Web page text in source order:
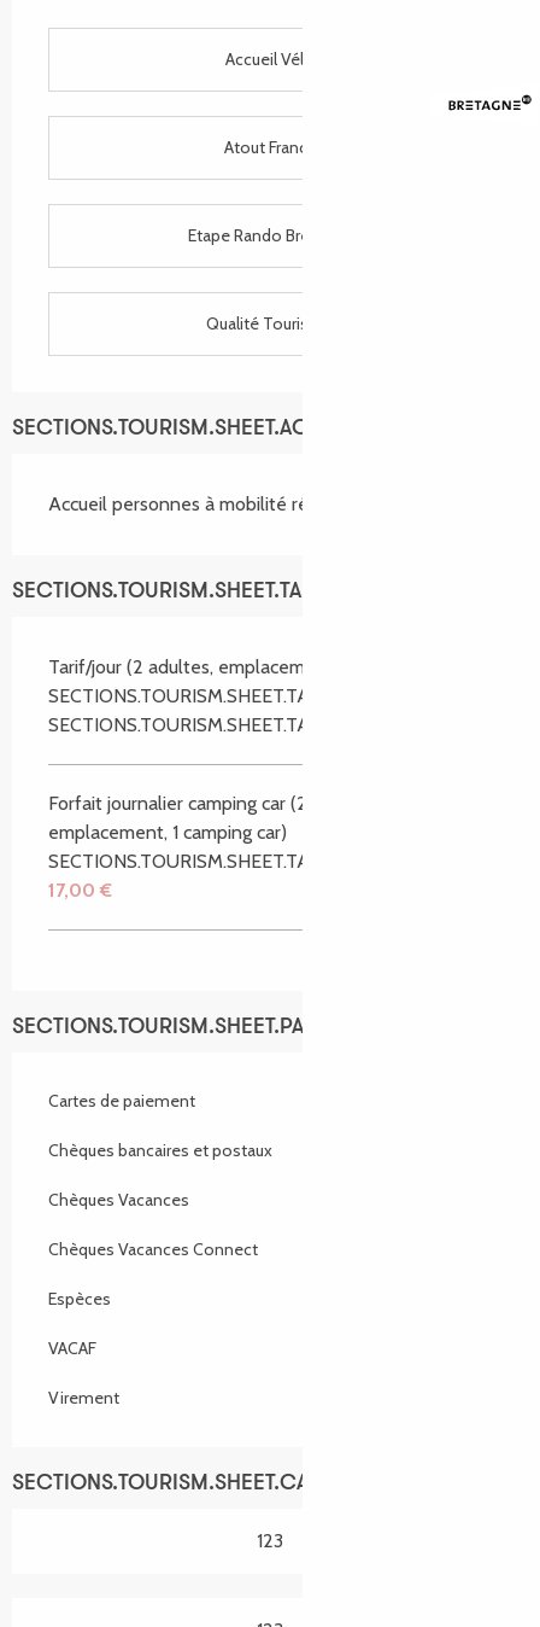
Accueil Vélo
Atout France
Etape Rando Bretagne
Qualité Tourisme
SECTIONS.TOURISM.SHEET.ACCESSIBILITY_SERVICES
Accueil personnes à mobilité réduite
SECTIONS.TOURISM.SHEET.TARIFFS.TARIFFS
Tarif/jour (2 adultes, emplacement, voiture)
SECTIONS.TOURISM.SHEET.TARIFFS.FROM
SECTIONS.TOURISM.SHEET.TARIFFS.TO
Forfait journalier camping car (2 adultes, 1
emplacement, 1 camping car)
SECTIONS.TOURISM.SHEET.TARIFFS.FROMTO
17,00 €
SECTIONS.TOURISM.SHEET.PAYMENTS_METHODS
Cartes de paiement
Chèques bancaires et postaux
Chèques Vacances
Chèques Vacances Connect
Espèces
VACAF
Virement
SECTIONS.TOURISM.SHEET.CAPACITY
123